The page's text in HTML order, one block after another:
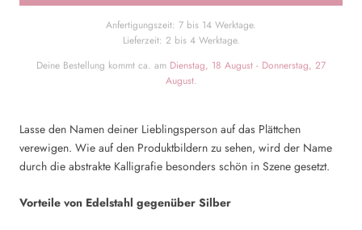
Anfertigungszeit: 7 bis 14 Werktage.
Lieferzeit: 2 bis 4 Werktage.
Deine Bestellung kommt ca. am Dienstag, 18 August - Donnerstag, 27
August.
Lasse den Namen deiner Lieblingsperson auf das Plättchen
verewigen. Wie auf den Produktbildern zu sehen, wird der Name
durch die abstrakte Kalligrafie besonders schön in Szene gesetzt.
Vorteile von Edelstahl gegenüber Silber